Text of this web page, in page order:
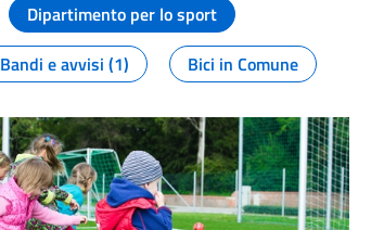
Dipartimento per lo sport
Bandi e avvisi (1) Bici in Comune